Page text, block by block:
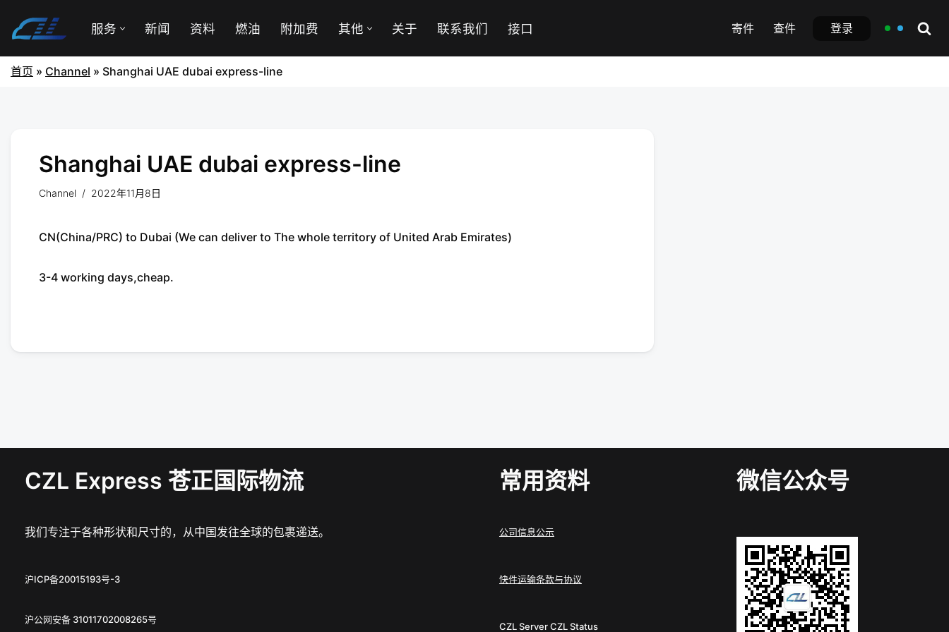
服务 新闻 资料 燃油 附加费 其他 关于 联系我们 接口 寄件 查件 登录
首页 » Channel » Shanghai UAE dubai express-line
Shanghai UAE dubai express-line
Channel 2022年11月8日
CN(China/PRC) to Dubai (We can deliver to The whole territory of United Arab Emirates)
3-4 working days,cheap.
CZL Express 苍正国际物流
我们专注于各种形状和尺寸的，从中国发往全球的包裹递送。
沪ICP备20015193号-3
沪公网安备 31011702008265号
常用资料
公司信息公示
快件运输条款与协议
CZL ServerCZL Status
微信公众号